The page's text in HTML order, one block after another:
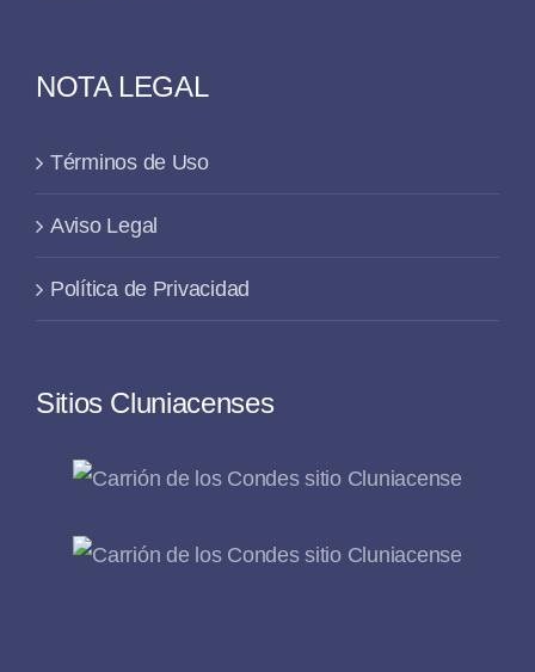
NOTA LEGAL
Términos de Uso
Aviso Legal
Política de Privacidad
Sitios Cluniacenses